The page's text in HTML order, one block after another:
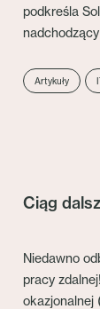
podkreśla
Artykuły
Ciąg
Niedawno
pracy
okazjonalnej